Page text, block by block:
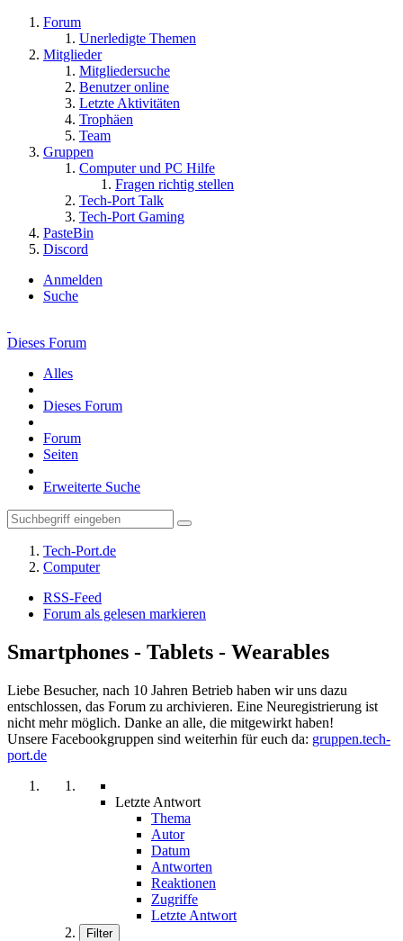
Forum
Unerledigte Themen
Mitglieder
Mitgliedersuche
Benutzer online
Letzte Aktivitäten
Trophäen
Team
Gruppen
Computer und PC Hilfe
Fragen richtig stellen
Tech-Port Talk
Tech-Port Gaming
PasteBin
Discord
Anmelden
Suche
Dieses Forum
Alles
Dieses Forum
Forum
Seiten
Erweiterte Suche
Tech-Port.de
Computer
RSS-Feed
Forum als gelesen markieren
Smartphones - Tablets - Wearables
Liebe Besucher, nach 10 Jahren Betrieb haben wir uns dazu
entschlossen, das Forum zu archivieren. Eine Neuregistrierung ist
nicht mehr möglich. Danke an alle, die mitgewirkt haben!
Unsere Facebookgruppen sind weiterhin für euch da: gruppen.tech-
port.de
Letzte Antwort
Thema
Autor
Datum
Antworten
Reaktionen
Zugriffe
Letzte Antwort
Filter